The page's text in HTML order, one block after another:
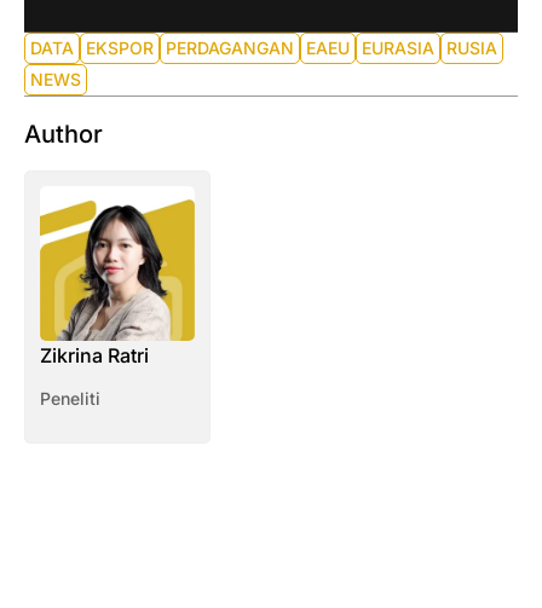
DATA EKSPOR PERDAGANGAN EAEU EURASIA
RUSIA
NEWS
Author
Zikrina Ratri
Peneliti